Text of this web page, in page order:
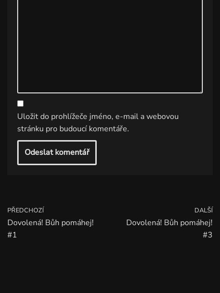
Uložit do prohlížeče jméno, e-mail a webovou
stránku pro budoucí komentáře.
PŘEDCHOZÍ
Dovolená! Bůh pomáhej!
#1
DALŠÍ
Dovolená! Bůh pomáhej!
#3